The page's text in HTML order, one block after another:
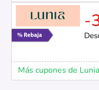
-
Más cupones de Lunia